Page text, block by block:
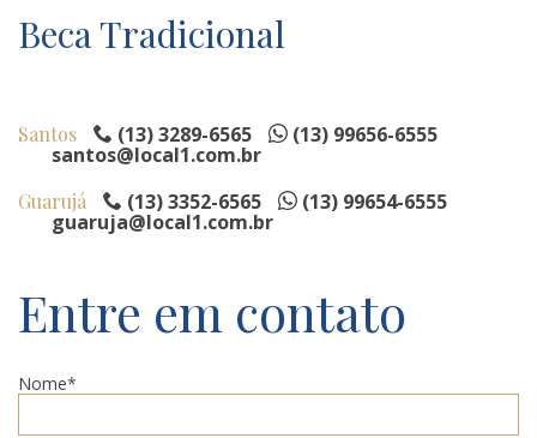
Beca Tradicional
Santos (13) 3289-6565 (13) 99656-6555
santos@local1.com.br
Guarujá (13) 3352-6565 (13) 99654-6555
guaruja@local1.com.br
Entre em contato
Nome*